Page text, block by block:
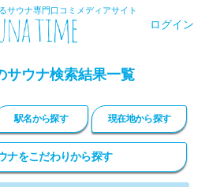
サウナ専門口コミメディアサイト
ログイン
サウナ検索結果一覧
駅名から探す 現在地から探す
ナをこだわりから探す